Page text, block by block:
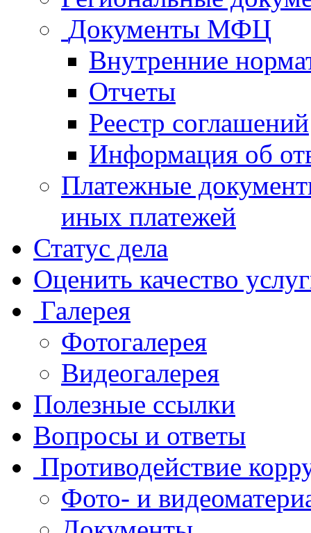
Документы МФЦ
Внутренние
Отчеты
Реестр соглашений
Информация об
Платежные
иных платежей
Статус дела
Оценить качество
Галерея
Фотогалерея
Видеогалерея
Полезные ссылки
Вопросы и ответы
Противодействие
Фото- и